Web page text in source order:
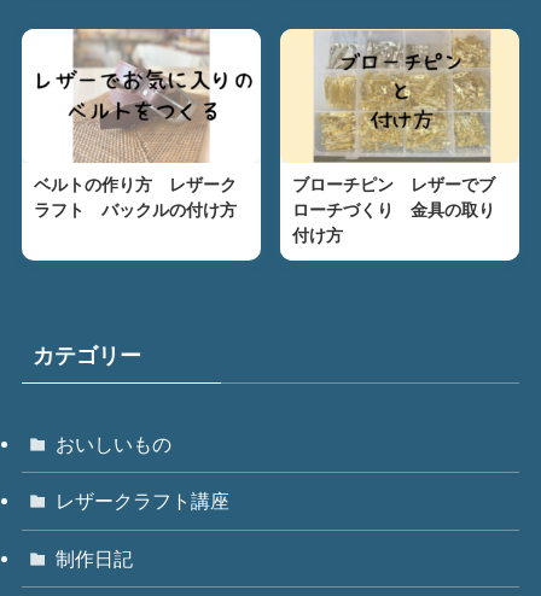
ベルトの作り方 レザーク
ラフト バックルの付け方
ブローチピン レザーでブ
ローチづくり 金具の取り
付け方
カテゴリー
おいしいもの
レザークラフト講座
制作日記